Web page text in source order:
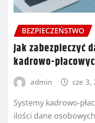
BEZPIECZEŃSTWO
Jak zabezpieczyć
kadrowo-
admin cze 3,
Systemy kadrowo-
ilości dane